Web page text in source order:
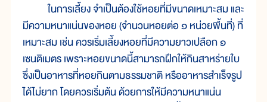
ในการเลี้ยง จำเป็นต้องใช้หอยที่มีขนาดเหมาะสม และ
มีความหนาแน่นของหอย (จำนวนหอยต่อ ๑ หน่วยพื้นที่) ที่
เหมาะสม เช่น ควรเริ่มเลี้ยงหอยที่มีความยาวเปลือก ๑
เซนติเมตร เพราะหอยขนาดนี้สามารถฝึกให้กินสาหร่ายใบ
ซึ่งเป็นอาหารที่หอยกินตามธรรมชาติ หรืออาหารสำเร็จรูป
ได้ไม่ยาก โดยควรเริ่มต้น ด้วยการให้มีความหนาแน่น